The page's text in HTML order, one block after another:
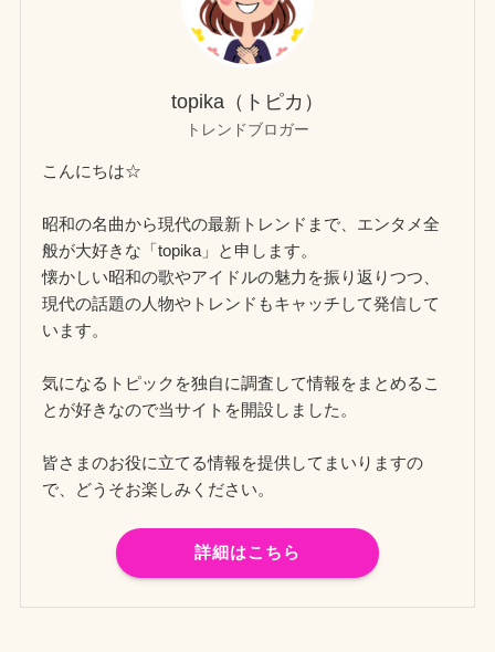
topika（トピカ）
トレンドブロガー
こんにちは☆
昭和の名曲から現代の最新トレンドまで、エンタメ全
般が大好きな「topika」と申します。
懐かしい昭和の歌やアイドルの魅力を振り返りつつ、
現代の話題の人物やトレンドもキャッチして発信して
います。
気になるトピックを独自に調査して情報をまとめるこ
とが好きなので当サイトを開設しました。
皆さまのお役に立てる情報を提供してまいりますの
で、どうそお楽しみください。
詳細はこちら